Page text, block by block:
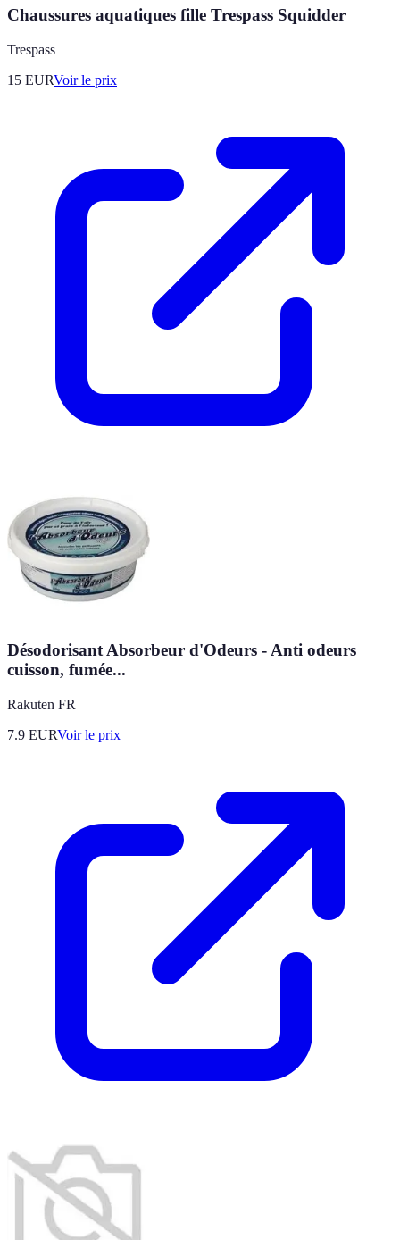
Chaussures aquatiques fille Trespass Squidder
Trespass
15 EURVoir le prix
Désodorisant Absorbeur d'Odeurs - Anti odeurs
cuisson, fumée...
Rakuten FR
7.9 EURVoir le prix